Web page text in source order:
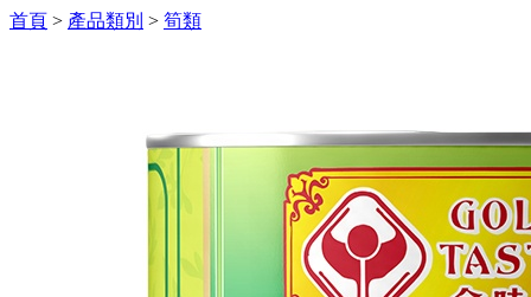
首頁 > 產品類別 > 筍類